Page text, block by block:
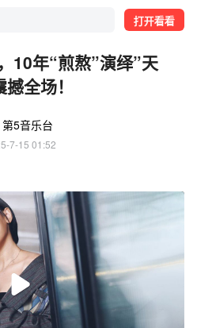
打开看看
10年“煎熬”演绎”天
全场！
第5音乐台
7-15 01:52